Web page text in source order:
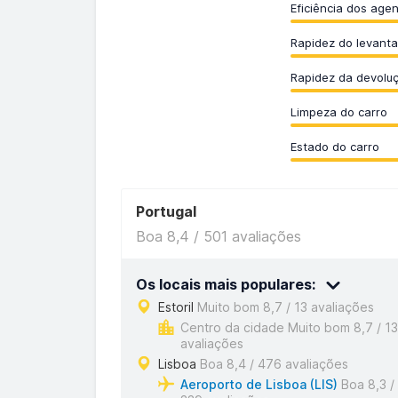
Eficiência dos
Rapidez do
Rapidez da
Limpeza do carro
Estado do carro
Portugal
Boa 8,4 / 501 avaliações
Os locais mais populares:
Estoril Muito bom 8,7 / 13 avaliações
Centro da cidade Muito bom 8,7 / 13
avaliações
Lisboa Boa 8,4 / 476 avaliações
Aeroporto de Lisboa (LIS) Boa 8,3 /